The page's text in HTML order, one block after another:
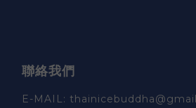
聯絡我們
E-MAIL: